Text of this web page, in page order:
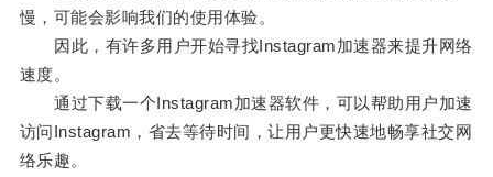
慢，可能会影响我们的使用体验。
因此，有许多用户开始寻找Instagram加速器来提升网络
速度。
通过下载一个Instagram加速器软件，可以帮助用户加速
访问Instagram，省去等待时间，让用户更快速地畅享社交网
络乐趣。